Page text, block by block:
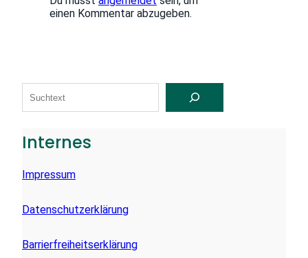
einen Kommentar abzugeben.
C
Internes
Impressum
Datenschutzerklärung
Barrierfreiheitserklärung